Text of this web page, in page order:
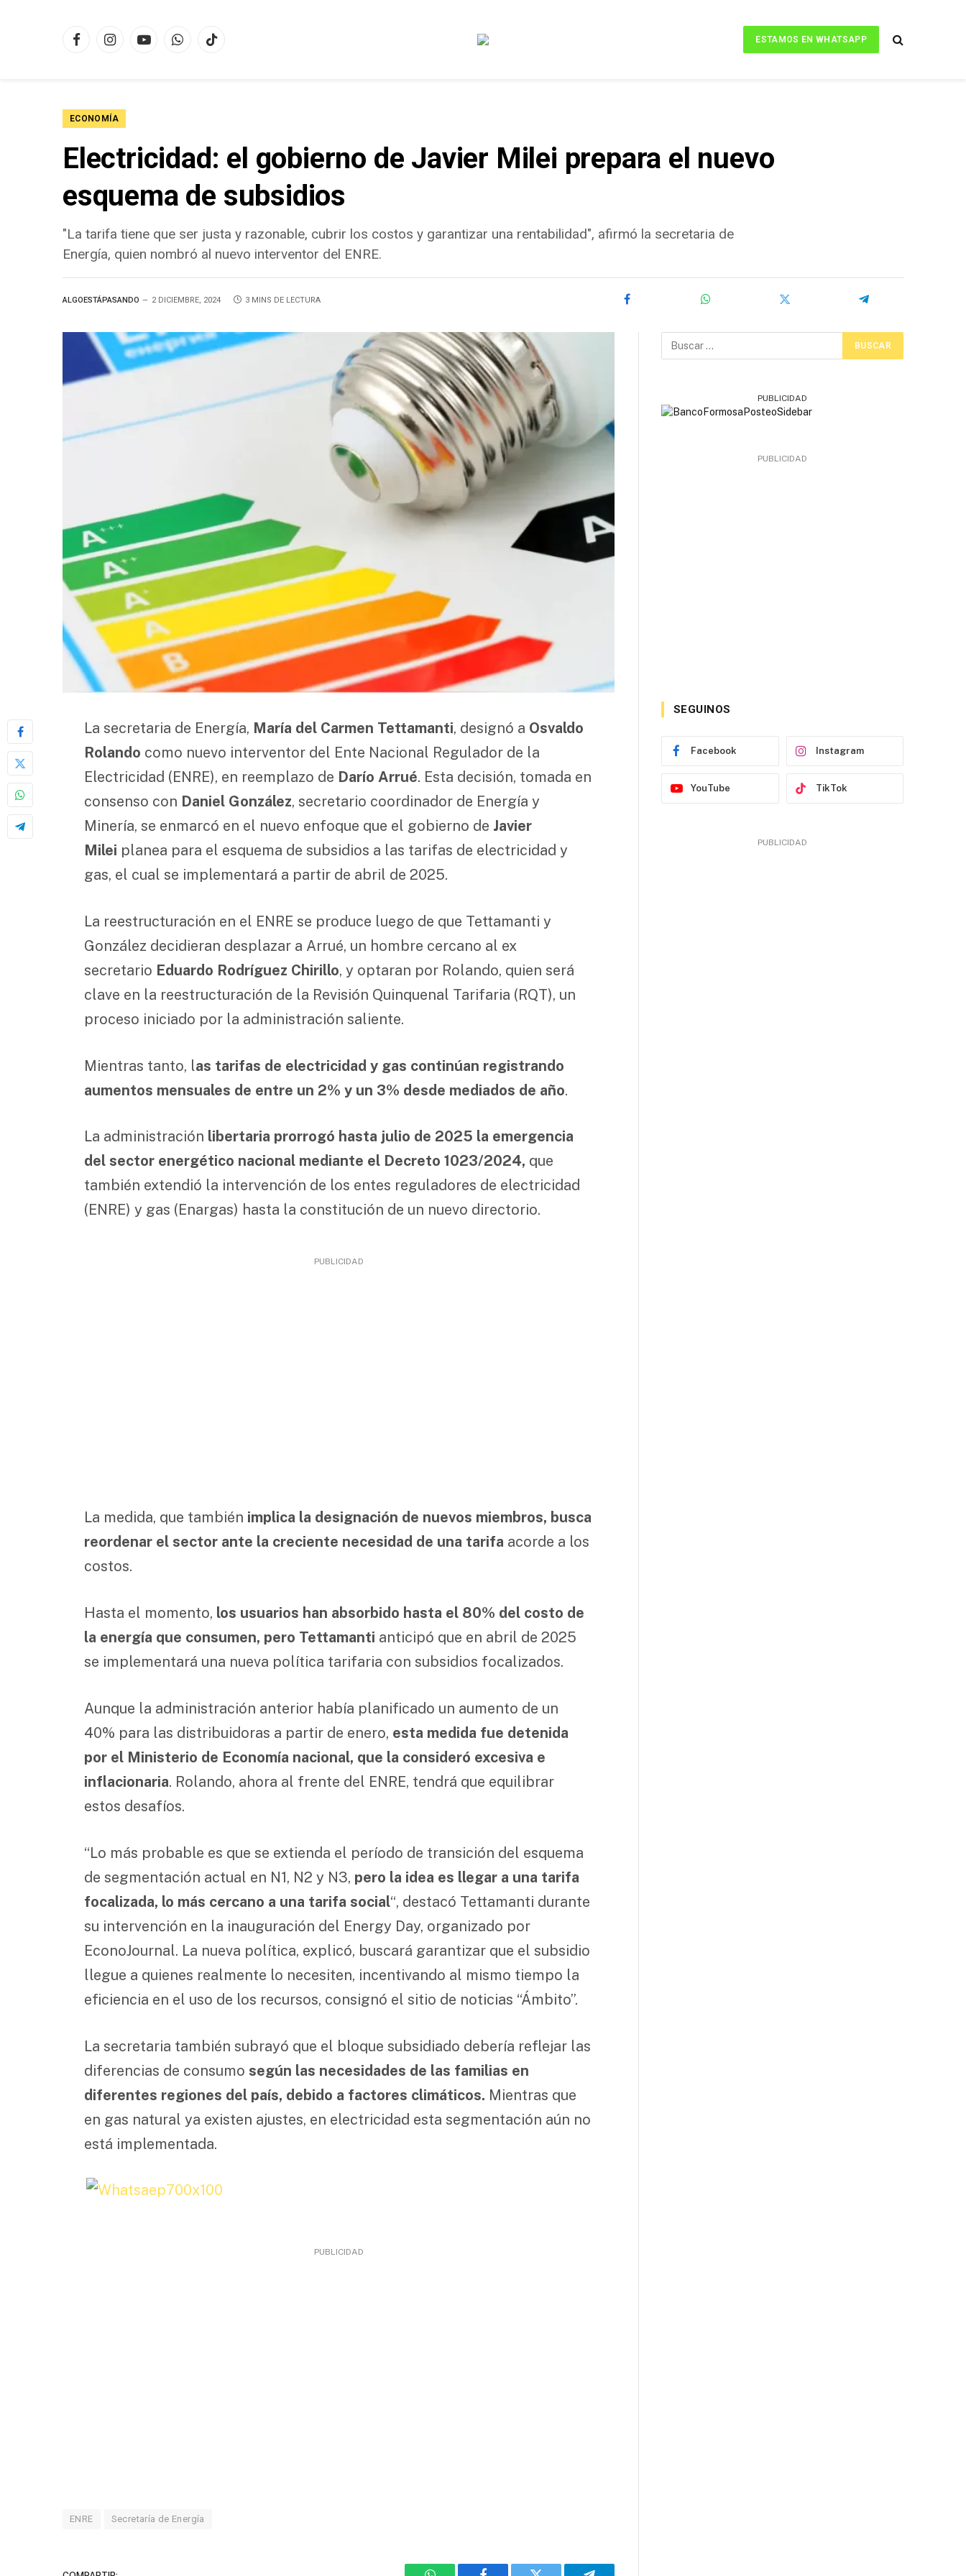
FacebookInstagramYouTubeWhatsAppTikTok
ESTAMOS EN WHATSAPP
ECONOMÍA
Electricidad: el gobierno de Javier Milei prepara el nuevo
esquema de subsidios
"La tarifa tiene que ser justa y razonable, cubrir los costos y garantizar una rentabilidad", afirmó la secretaria de
Energía, quien nombró al nuevo interventor del ENRE.
ALGOESTÁPASANDO 2 DICIEMBRE, 2024 3 MINS DE LECTURA
La secretaria de Energía, María del Carmen Tettamanti, designó a Osvaldo
Rolando como nuevo interventor del Ente Nacional Regulador de la
Electricidad (ENRE), en reemplazo de Darío Arrué. Esta decisión, tomada en
consenso con Daniel González, secretario coordinador de Energía y
Minería, se enmarcó en el nuevo enfoque que el gobierno de Javier
Milei planea para el esquema de subsidios a las tarifas de electricidad y
gas, el cual se implementará a partir de abril de 2025.
La reestructuración en el ENRE se produce luego de que Tettamanti y
González decidieran desplazar a Arrué, un hombre cercano al ex
secretario Eduardo Rodríguez Chirillo, y optaran por Rolando, quien será
clave en la reestructuración de la Revisión Quinquenal Tarifaria (RQT), un
proceso iniciado por la administración saliente.
Mientras tanto, las tarifas de electricidad y gas continúan registrando
aumentos mensuales de entre un 2% y un 3% desde mediados de año.
La administración libertaria prorrogó hasta julio de 2025 la emergencia
del sector energético nacional mediante el Decreto 1023/2024, que
también extendió la intervención de los entes reguladores de electricidad
(ENRE) y gas (Enargas) hasta la constitución de un nuevo directorio.
PUBLICIDAD
La medida, que también implica la designación de nuevos miembros, busca
reordenar el sector ante la creciente necesidad de una tarifa acorde a los
costos.
Hasta el momento, los usuarios han absorbido hasta el 80% del costo de
la energía que consumen, pero Tettamanti anticipó que en abril de 2025
se implementará una nueva política tarifaria con subsidios focalizados.
Aunque la administración anterior había planificado un aumento de un
40% para las distribuidoras a partir de enero, esta medida fue detenida
por el Ministerio de Economía nacional, que la consideró excesiva e
inflacionaria. Rolando, ahora al frente del ENRE, tendrá que equilibrar
estos desafíos.
“Lo más probable es que se extienda el período de transición del esquema
de segmentación actual en N1, N2 y N3, pero la idea es llegar a una tarifa
focalizada, lo más cercano a una tarifa social“, destacó Tettamanti durante
su intervención en la inauguración del Energy Day, organizado por
EconoJournal. La nueva política, explicó, buscará garantizar que el subsidio
llegue a quienes realmente lo necesiten, incentivando al mismo tiempo la
eficiencia en el uso de los recursos, consignó el sitio de noticias “Ámbito”.
La secretaria también subrayó que el bloque subsidiado debería reflejar las
diferencias de consumosegún las necesidades de las familias en
diferentes regiones del país, debido a factores climáticos. Mientras que
en gas natural ya existen ajustes, en electricidad esta segmentación aún no
está implementada.
PUBLICIDAD
ENRE Secretaría de Energía
PUBLICIDAD
PUBLICIDAD
SEGUINOS
Facebook Instagram
YouTube TikTok
PUBLICIDAD